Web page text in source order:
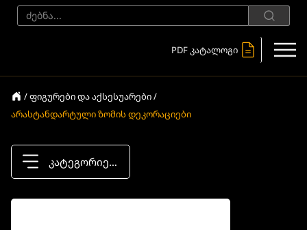
PDF კატალოგი
/ ფიგურები და აქსესუარები /
არასტანდარტული ზომის დეკორაციები
კატეგორიები